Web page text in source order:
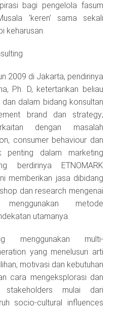
bagi pengelola fasum
‘keren’ sama sekali
keharusan.
2009 di Jakarta, pendirinya
Ph. D, ketertarikan beliau
dalam bidang konsultan
brand dan strategy;
dengan masalah
consumer behaviour dan
penting dalam marketing
berdirinya ETNOMARK
memberikan jasa dibidang
dan research mengenai
metode
utamanya.
menggunakan multi-
yang menelusuri arti
motivasi dan kebutuhan
cara mengeksplorasi dan
stakeholders mulai dari
socio-cultural influences